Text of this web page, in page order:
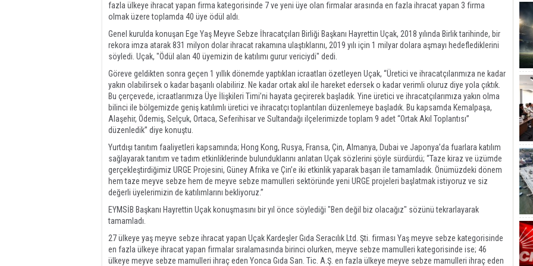
fazla ülkeye ihracat yapan firma kategorisinde 7 ve yeni üye olan firmalar arasında en fazla ihracat yapan 3 firma
olmak üzere toplamda 40 üye ödül aldı.
Genel kurulda konuşan Ege Yaş Meyve Sebze İhracatçıları Birliği Başkanı Hayrettin Uçak, 2018 yılında Birlik tarihinde, bir
rekora imza atarak 831 milyon dolar ihracat rakamına ulaştıklarını, 2019 yılı için 1 milyar dolara aşmayı hedeflediklerini
söyledi. Uçak, "Ödül alan 40 üyemizin de katılımı gurur vericiydi" dedi.
Göreve geldikten sonra geçen 1 yıllık dönemde yaptıkları icraatları özetleyen Uçak, “Üretici ve ihracatçılarımıza ne kadar
yakın olabilirsek o kadar başarılı olabiliriz. Ne kadar ortak akıl ile hareket edersek o kadar verimli oluruz diye yola çıktık.
Bu çerçevede, icraatlarımıza Üye İlişkileri Timi’ni hayata geçirerek başladık. Yine üretici ve ihracatçılarımıza yakın olma
bilinci ile bölgemizde geniş katılımlı üretici ve ihracatçı toplantıları düzenlemeye başladık. Bu kapsamda Kemalpaşa,
Alaşehir, Ödemiş, Selçuk, Ortaca, Seferihisar ve Sultandağı ilçelerimizde toplam 9 adet “Ortak Akıl Toplantısı”
düzenledik” diye konuştu.
Yurtdışı tanıtım faaliyetleri kapsamında; Hong Kong, Rusya, Fransa, Çin, Almanya, Dubai ve Japonya’da fuarlara katılım
sağlayarak tanıtım ve tadım etkinliklerinde bulunduklarını anlatan Uçak sözlerini şöyle sürdürdü; “Taze kiraz ve üzümde
gerçekleştirdiğimiz URGE Projesini, Güney Afrika ve Çin’e iki etkinlik yaparak başarı ile tamamladık. Önümüzdeki dönem
hem taze meyve sebze hem de meyve sebze mamulleri sektöründe yeni URGE projeleri başlatmak istiyoruz ve siz
değerli üyelerimizin de katılımlarını bekliyoruz.”
EYMSİB Başkanı Hayrettin Uçak konuşmasını bir yıl önce söylediği "Ben değil biz olacağız" sözünü tekrarlayarak
tamamladı.
27 ülkeye yaş meyve sebze ihracat yapan Uçak Kardeşler Gıda Seracılık Ltd. Şti. firması Yaş meyve sebze kategorisinde
en fazla ülkeye ihracat yapan firmalar sıralamasında birinci olurken, meyve sebze mamulleri kategorisinde ise; 46
ülkeye meyve sebze mamulleri ihraç eden Yonca Gıda San. Tic. A.Ş. en fazla ülkeye meyve sebze mamulleri ihraç eden